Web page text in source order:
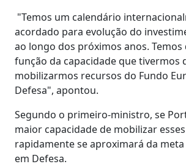
"Temos um calendário
acordado para evolução do
ao longo dos próximos anos. Temos
função da capacidade que tivermos
mobilizarmos recursos do Fundo
Defesa", apontou.
Segundo o primeiro-ministro, se
maior capacidade de mobilizar
rapidamente se aproximará da meta
em Defesa.